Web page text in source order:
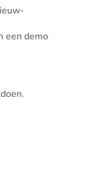
een demo